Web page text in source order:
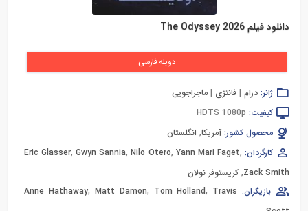
دانلود فیلم The Odyssey 2026
دوبله فارسی
ژانر: درام | فانتزی | ماجراجویی
کیفیت: HDTS 1080p
محصول کشور: آمریکا, انگلستان
کارگردان:
Eric Glasser,Gwyn Sannia,Nilo Otero, Yann Mari Faget,
Zack Smith
, کریستوفر نولان
بازیگران:
Anne Hathaway, Matt Damon, Tom Holland, Travis